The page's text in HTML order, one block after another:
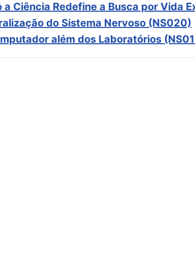
Ciência Redefine a Busca por Vida
do Sistema Nervoso (NS020)
além dos Laboratórios